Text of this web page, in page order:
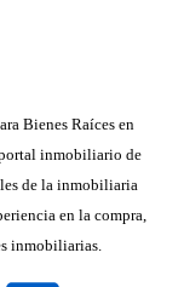
Bienes Raíces en
inmobiliario de
de la inmobiliaria
en la compra,
inmobiliarias.